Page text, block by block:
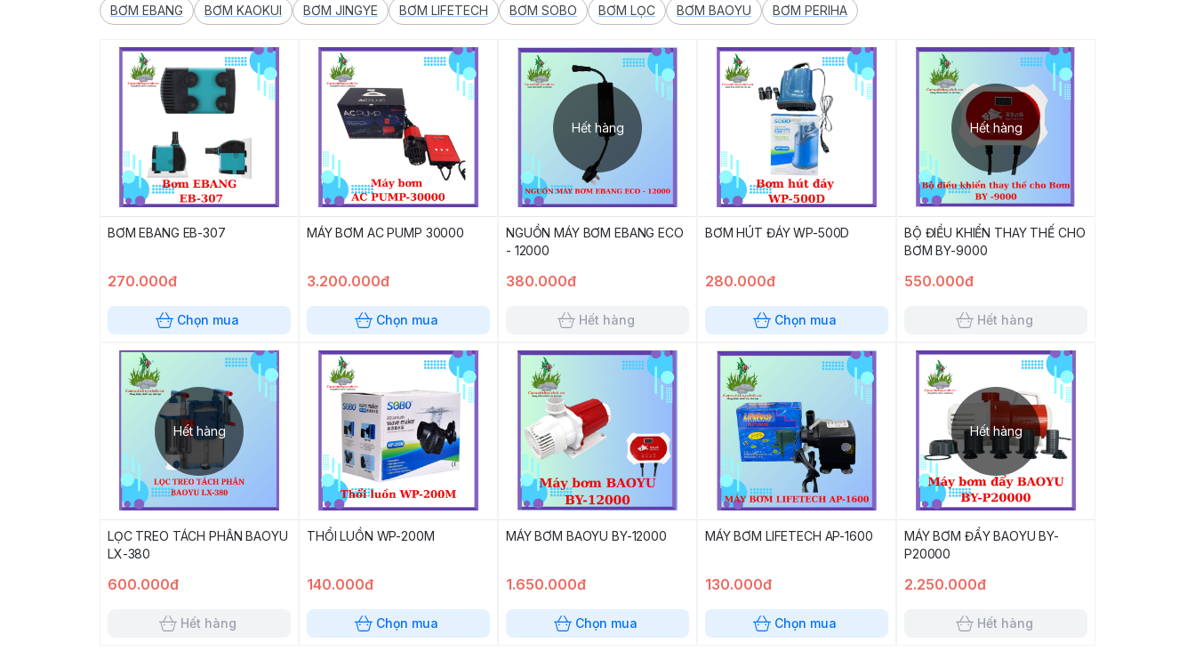
BƠM EBANG BƠM KAOKUI BƠM JINGYE BƠM LIFETECH BƠM SOBO BƠM LỌC BƠM BAOYU BƠM PERIHA
BƠM EBANG EB-307
270.000đ
Chọn mua
MÁY BƠM AC PUMP 30000
3.200.000đ
Chọn mua
Hết hàng
NGUỒN MÁY BƠM EBANG ECO
- 12000
380.000đ
Hết hàng
BƠM HÚT ĐÁY WP-500D
280.000đ
Chọn mua
Hết hàng
BỘ ĐIỀU KHIỂN THAY THẾ CHO
BƠM BY-9000
550.000đ
Hết hàng
Hết hàng
LỌC TREO TÁCH PHÂN BAOYU
LX-380
600.000đ
Hết hàng
THỔI LUỒN WP-200M
140.000đ
Chọn mua
MÁY BƠM BAOYU BY-12000
1.650.000đ
Chọn mua
MÁY BƠM LIFETECH AP-1600
130.000đ
Chọn mua
Hết hàng
MÁY BƠM ĐẨY BAOYU BY-
P20000
2.250.000đ
Hết hàng